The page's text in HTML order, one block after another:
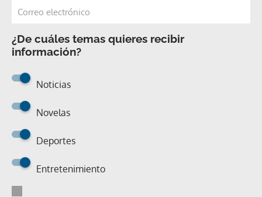
¿De cuáles temas quieres recibir
información?
Noticias
Novelas
Deportes
Entretenimiento